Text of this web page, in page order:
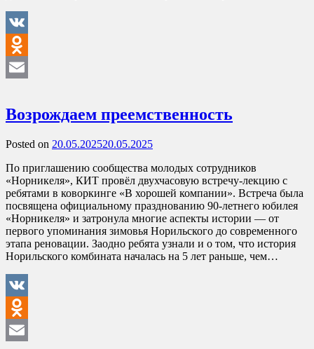
VK
Odnoklassniki
Возрождаем преемственность
Posted on 20.05.202520.05.2025
По приглашению сообщества молодых сотрудников
«Норникеля», КИТ провёл двухчасовую встречу-лекцию с
ребятами в коворкинге «В хорошей компании». Встреча была
посвящена официальному празднованию 90-летнего юбилея
«Норникеля» и затронула многие аспекты истории — от
первого упоминания зимовья Норильского до современного
этапа реновации. Заодно ребята узнали и о том, что история
Норильского комбината началась на 5 лет раньше, чем…
VK
Odnoklassniki